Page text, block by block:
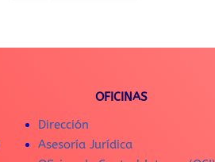
OFICINAS
Dirección
Asesoría Jurídica